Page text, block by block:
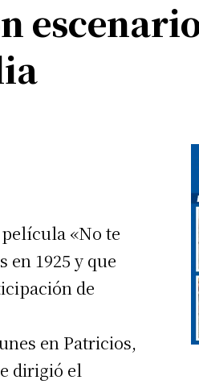
«No te
en 1925 y que
de
en Patricios,
dirigió el